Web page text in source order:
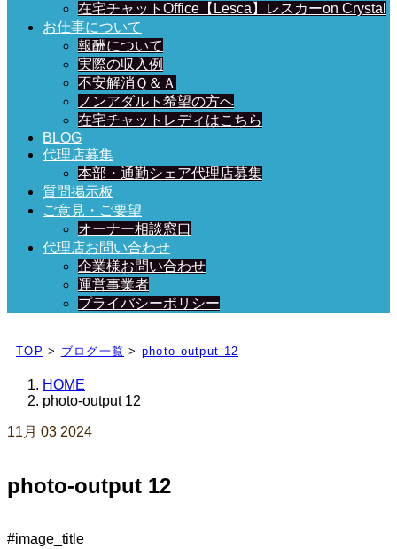
在宅チャットOffice【Lesca】レスカーon Crystal
お仕事について
報酬について
実際の収入例
不安解消Ｑ＆Ａ
ノンアダルト希望の方へ
在宅チャットレディはこちら
BLOG
代理店募集
本部・通勤シェア代理店募集
質問掲示板
ご意見・ご要望
オーナー相談窓口
代理店お問い合わせ
企業様お問い合わせ
運営事業者
プライバシーポリシー
日々、ブログを更新中！
TOP > ブログ一覧 > photo-output 12
HOME
photo-output 12
11月 03 2024
photo-output 12
#image_title